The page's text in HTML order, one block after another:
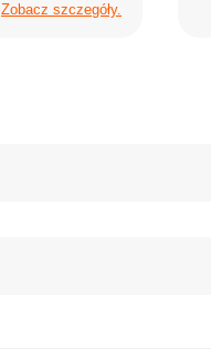
Zobacz szczegóły.